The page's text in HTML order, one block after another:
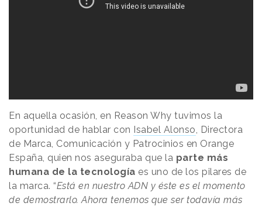
En aquella ocasión, en Reason Why tuvimos la
oportunidad de hablar con Isabel Alonso, Directora
de Marca, Comunicación y Patrocinios en Orange
España, quien nos aseguraba que la parte más
humana de la tecnología es uno de los pilares de
la marca. “Está en nuestro ADN y éste es el momento
de demostrarlo. Ahora tenemos que ser todavía más